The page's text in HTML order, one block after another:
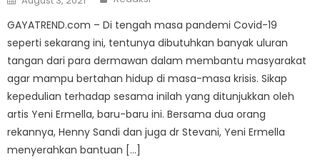
on
GAYATREND.com – Di tengah masa pandemi Covid-19
seperti sekarang ini, tentunya dibutuhkan banyak uluran
tangan dari para dermawan dalam membantu masyarakat
agar mampu bertahan hidup di masa-masa krisis. Sikap
kepedulian terhadap sesama inilah yang ditunjukkan oleh
artis Yeni Ermella, baru-baru ini. Bersama dua orang
rekannya, Henny Sandi dan juga dr Stevani, Yeni Ermella
menyerahkan bantuan […]